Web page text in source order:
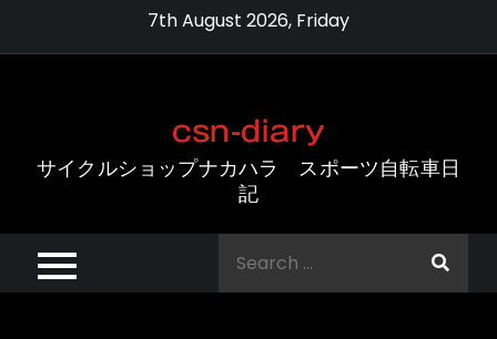
7th August 2026, Friday
csn-diary
サイクルショップナカハラ スポーツ自転車日
記